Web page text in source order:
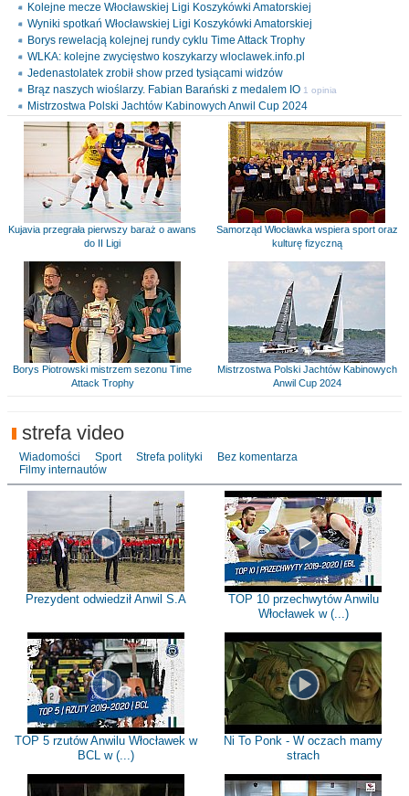
Kolejne mecze Włocławskiej Ligi Koszykówki Amatorskiej
Wyniki spotkań Włocławskiej Ligi Koszykówki Amatorskiej
Borys rewelacją kolejnej rundy cyklu Time Attack Trophy
WLKA: kolejne zwycięstwo koszykarzy wloclawek.info.pl
Jedenastolatek zrobił show przed tysiącami widzów
Brąz naszych wioślarzy. Fabian Barański z medalem IO 1 opinia
Mistrzostwa Polski Jachtów Kabinowych Anwil Cup 2024
Kujavia przegrała pierwszy baraż o awans
do II Ligi
Samorząd Włocławka wspiera sport oraz
kulturę fizyczną
Borys Piotrowski mistrzem sezonu Time
Attack Trophy
Mistrzostwa Polski Jachtów Kabinowych
Anwil Cup 2024
strefa video
Wiadomości Sport Strefa polityki
Bez komentarza
Filmy internautów
Prezydent odwiedził Anwil S.A
TOP 10 przechwytów Anwilu
Włocławek w (...)
TOP 5 rzutów Anwilu Włocławek w
BCL w (...)
Ni To Ponk - W oczach mamy
strach